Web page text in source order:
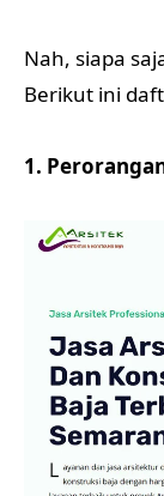
Nah, siapa
Berikut ini
1.